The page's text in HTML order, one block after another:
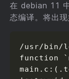
在 debian 11
态编译。将出现
/usr/bin/
function